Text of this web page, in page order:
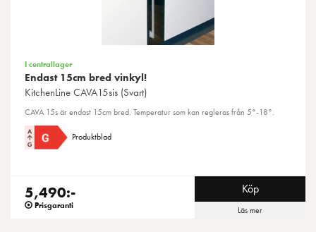
I centrallager
Endast 15cm bred vinkyl!
KitchenLine CAVA15sis (Svart)
CAVA 15s är endast 15cm bred. Temperatur som kan regleras från 5°-18°.
Produktblad
5,490:-
Prisgaranti
Köp
Läs mer